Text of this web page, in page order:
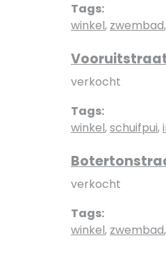
Tags:
winkel, zwembad,
verkocht
Tags:
winkel,schuifpui,
verkocht
Tags:
winkel, zwembad,